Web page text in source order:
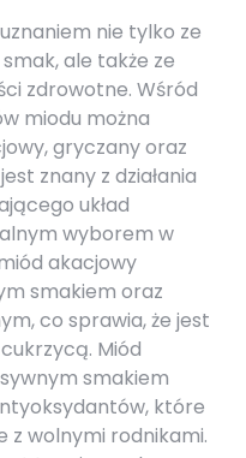
nie tylko ze
ale także ze
zdrowotne. Wśród
miodu można
gryczany oraz
znany z działania
układ
wyborem w
akacjowy
smakiem oraz
co sprawia, że jest
Miód
smakiem
które
z wolnymi rodnikami.